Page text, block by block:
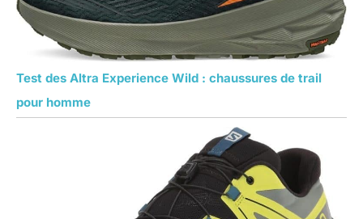
Test des Altra Experience Wild : chaussures de trail
pour homme